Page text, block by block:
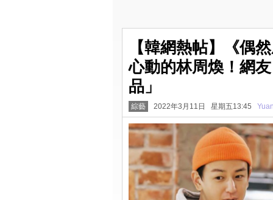
【韓網熱帖】《偶
心動的林周煥！網
品」
綜藝 2022年3月11日 星期五13:45